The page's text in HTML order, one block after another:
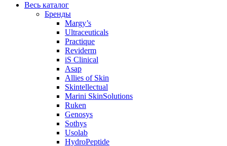
Весь каталог
Бренды
Margy’s
Ultraceuticals
Practique
Reviderm
iS Clinical
Asap
Allies of Skin
Skintellectual
Marini SkinSolutions
Ruken
Genosys
Sothys
Usolab
HydroPeptide